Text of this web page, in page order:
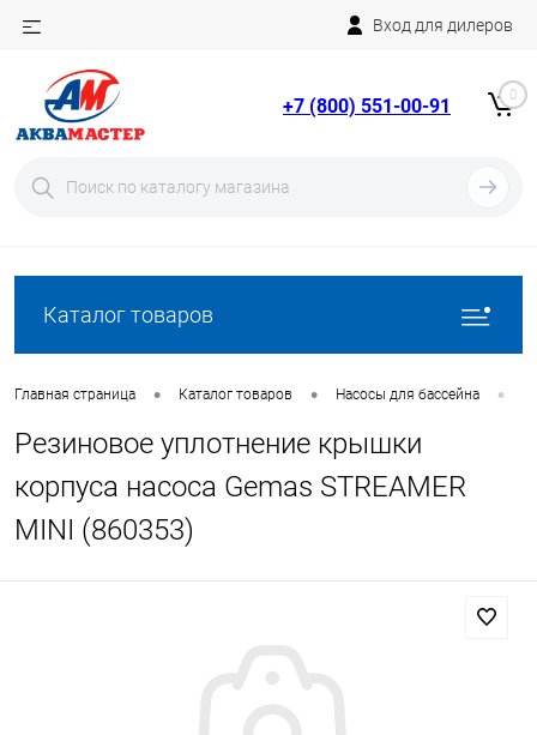
Вход для дилеров
+7 (800) 551-00-91 0
Каталог товаров
Главная страница • Каталог товаров • Насосы для бассейна •
Резиновое уплотнение крышки
корпуса насоса Gemas STREAMER
MINI (860353)